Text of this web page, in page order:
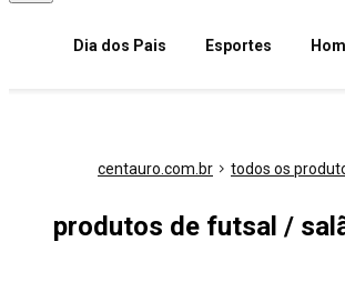
Dia dos Pais Esportes
centauro.com.br todos os
produtos de futsal /